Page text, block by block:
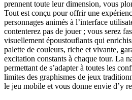
prennent toute leur dimension, vous
Tout est conçu pour offrir une
personnages animés à l’interface
contenterez pas de jouer ; vous serez
visuellement époustouflants qui
palette de couleurs, riche et vivante,
excitation constants à chaque tour. La
permettant de s’adapter à toutes les
limites des graphismes de jeux
le jeu mobile et vous donne envie d’y